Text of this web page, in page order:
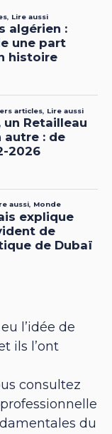
l’idée de
ils l’ont
consultez
du